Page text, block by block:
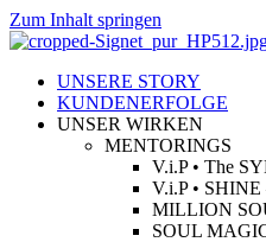
Zum Inhalt springen
UNSERE STORY
KUNDENERFOLGE
UNSER WIRKEN
MENTORINGS
V.i.P • The
V.i.P •
MILLION
SOUL